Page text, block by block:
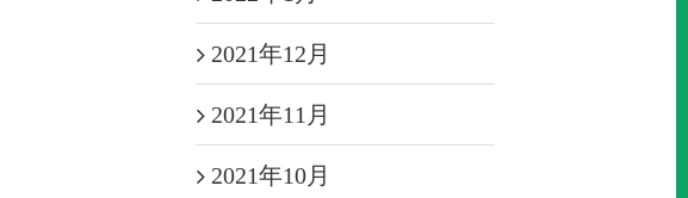
2021年12月
2021年11月
2021年10月